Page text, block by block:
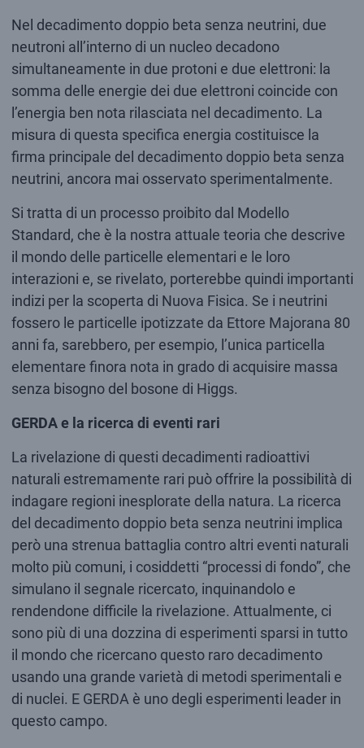
Nel decadimento doppio beta senza neutrini, due
neutroni all’interno di un nucleo decadono
simultaneamente in due protoni e due elettroni: la
somma delle energie dei due elettroni coincide con
l’energia ben nota rilasciata nel decadimento. La
misura di questa specifica energia costituisce la
firma principale del decadimento doppio beta senza
neutrini, ancora mai osservato sperimentalmente.
Si tratta di un processo proibito dal Modello
Standard, che è la nostra attuale teoria che descrive
il mondo delle particelle elementari e le loro
interazioni e, se rivelato, porterebbe quindi importanti
indizi per la scoperta di Nuova Fisica. Se i neutrini
fossero le particelle ipotizzate da Ettore Majorana 80
anni fa, sarebbero, per esempio, l’unica particella
elementare finora nota in grado di acquisire massa
senza bisogno del bosone di Higgs.
GERDA e la ricerca di eventi rari
La rivelazione di questi decadimenti radioattivi
naturali estremamente rari può offrire la possibilità di
indagare regioni inesplorate della natura. La ricerca
del decadimento doppio beta senza neutrini implica
però una strenua battaglia contro altri eventi naturali
molto più comuni, i cosiddetti “processi di fondo”, che
simulano il segnale ricercato, inquinandolo e
rendendone difficile la rivelazione. Attualmente, ci
sono più di una dozzina di esperimenti sparsi in tutto
il mondo che ricercano questo raro decadimento
usando una grande varietà di metodi sperimentali e
di nuclei. E GERDA è uno degli esperimenti leader in
questo campo.